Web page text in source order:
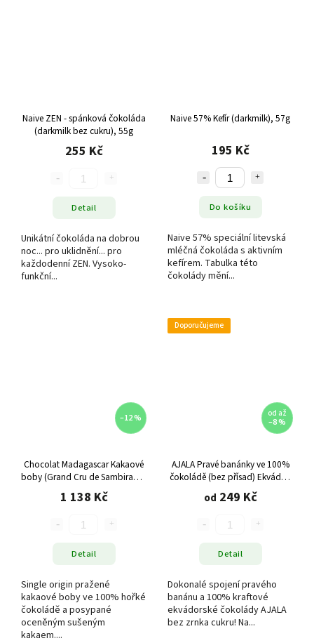
Naive ZEN - spánková čokoláda
(darkmilk bez cukru), 55g
255 Kč
Detail
Unikátní čokoláda na dobrou
noc... pro uklidnění... pro
každodenní ZEN. Vysoko-
funkční...
Naive 57% Kefír (darkmilk), 57g
195 Kč
Do košíku
Naive 57% speciální litevská
mléčná čokoláda s aktivním
kefírem. Tabulka této
čokolády mění...
–12 %
Chocolat Madagascar Kakaové
boby (Grand Cru de Sambirano)
ve 100% čokoládě, 1 Kg
1 138 Kč
Detail
Single origin pražené
kakaové boby ve 100% hořké
čokoládě a posypané
oceněným sušeným
kakaem....
Doporučujeme
od až
–8 %
AJALA Pravé banánky ve 100%
čokoládě (bez přísad) Ekvádor,
různé varianty
od 249 Kč
Detail
Dokonalé spojení pravého
banánu a 100% kraftové
ekvádorské čokolády AJALA
bez zrnka cukru! Na...